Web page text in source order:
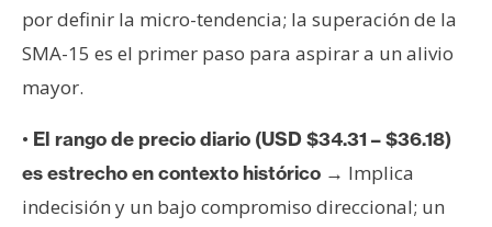
por definir la micro-tendencia; la superación de la
SMA-15 es el primer paso para aspirar a un alivio
mayor.
• El rango de precio diario (USD $34.31 – $36.18)
es estrecho en contexto histórico → Implica
indecisión y un bajo compromiso direccional; un